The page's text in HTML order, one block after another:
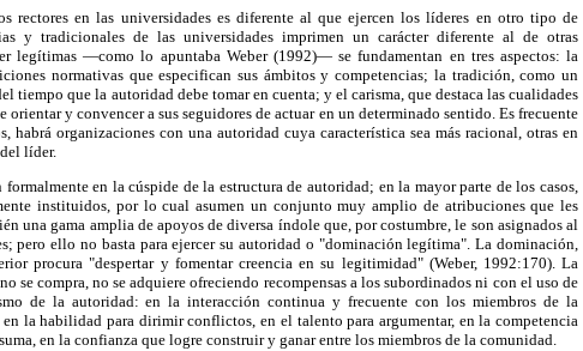
rectores en las universidades es diferente al que ejercen los líderes en otro tipo de
y tradicionales de las universidades imprimen un carácter diferente al de otras
legítimas —como lo apuntaba Weber (1992)— se fundamentan en tres aspectos: la
normativas que especifican sus ámbitos y competencias; la tradición, como un
tiempo que la autoridad debe tomar en cuenta; y el carisma, que destaca las cualidades
orientar y convencer a sus seguidores de actuar en un determinado sentido. Es frecuente
habrá organizaciones con una autoridad cuya característica sea más racional, otras en
líder.
en la cúspide de la estructura de autoridad; en la mayor parte de los casos,
instituidos, por lo cual asumen un conjunto muy amplio de atribuciones que les
una gama amplia de apoyos de diversa índole que, por costumbre, le son asignados al
pero ello no basta para ejercer su autoridad o "dominación legítima". La dominación,
procura "despertar y fomentar creencia en su legitimidad" (Weber, 1992:170). La
se compra, no se adquiere ofreciendo recompensas a los subordinados ni con el uso de
de la autoridad: en la interacción continua y frecuente con los miembros de la
la habilidad para dirimir conflictos, en el talento para argumentar, en la competencia
en la confianza que logre construir y ganar entre los miembros de la comunidad.